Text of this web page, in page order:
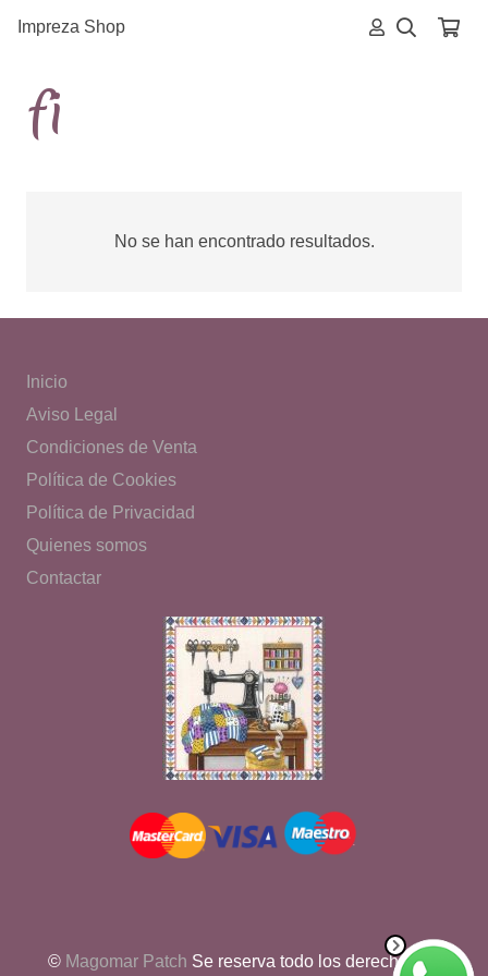
Impreza Shop
fi
No se han encontrado resultados.
Inicio
Aviso Legal
Condiciones de Venta
Política de Cookies
Política de Privacidad
Quienes somos
Contactar
© Magomar Patch Se reserva todo los derechos de